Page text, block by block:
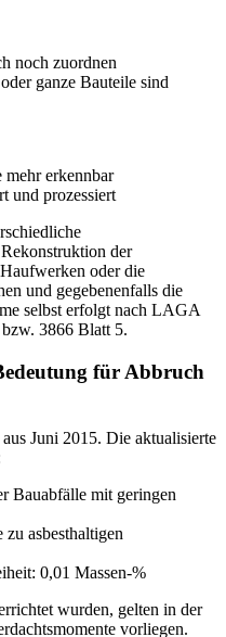
noch zuordnen
ganze Bauteile sind
erkennbar
und prozessiert
der
oder die
und gegebenenfalls die
selbst erfolgt nach LAGA
3866 Blatt 5.
für Abbruch
Juni 2015. Die aktualisierte
Bauabfälle mit geringen
asbesthaltigen
0,01 Massen-%
wurden, gelten in der
vorliegen.